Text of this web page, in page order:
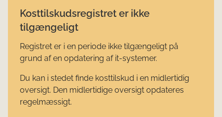
Kosttilskudsregistret er ikke
tilgængeligt
Registret er i en periode ikke tilgængeligt på
grund af en opdatering af it-systemer.
Du kan i stedet finde kosttilskud i en midlertidig
oversigt. Den midlertidige oversigt opdateres
regelmæssigt.